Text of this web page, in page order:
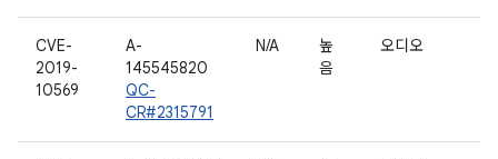
CVE-
2019-
10569
A-
145545820
QC-
CR#2315791
N/A
높
음
오디오